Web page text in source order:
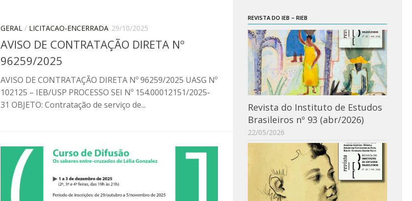
GERAL / LICITACAO-ENCERRADA 29/10/2025
AVISO DE CONTRATAÇÃO DIRETA Nº
96259/2025
AVISO DE CONTRATAÇÃO DIRETA Nº 96259/2025 UASG Nº
102125 – IEB/USP PROCESSO SEI Nº 154.00012151/2025-
31 OBJETO: Contratação de serviço de...
REVISTA DO IEB – RIEB
Revista do Instituto de Estudos
Brasileiros nº 93 (abr/2026)
22/05/2026